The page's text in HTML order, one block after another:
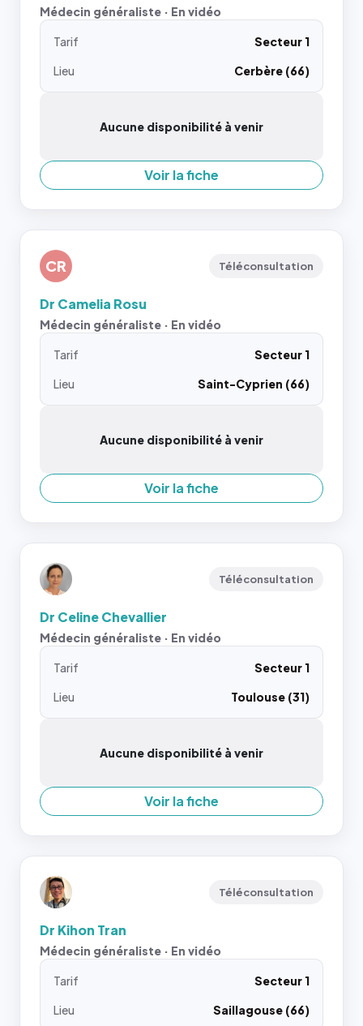
Médecin généraliste · En vidéo
Tarif
Secteur 1
Lieu
Cerbère (66)
Aucune disponibilité à venir
Voir la fiche
CR Téléconsultation
Dr Camelia Rosu
Médecin généraliste · En vidéo
Tarif
Secteur 1
Lieu
Saint-Cyprien (66)
Aucune disponibilité à venir
Voir la fiche
Téléconsultation
Dr Celine Chevallier
Médecin généraliste · En vidéo
Tarif
Secteur 1
Lieu
Toulouse (31)
Aucune disponibilité à venir
Voir la fiche
Téléconsultation
Dr Kihon Tran
Médecin généraliste · En vidéo
Tarif
Secteur 1
Lieu
Saillagouse (66)